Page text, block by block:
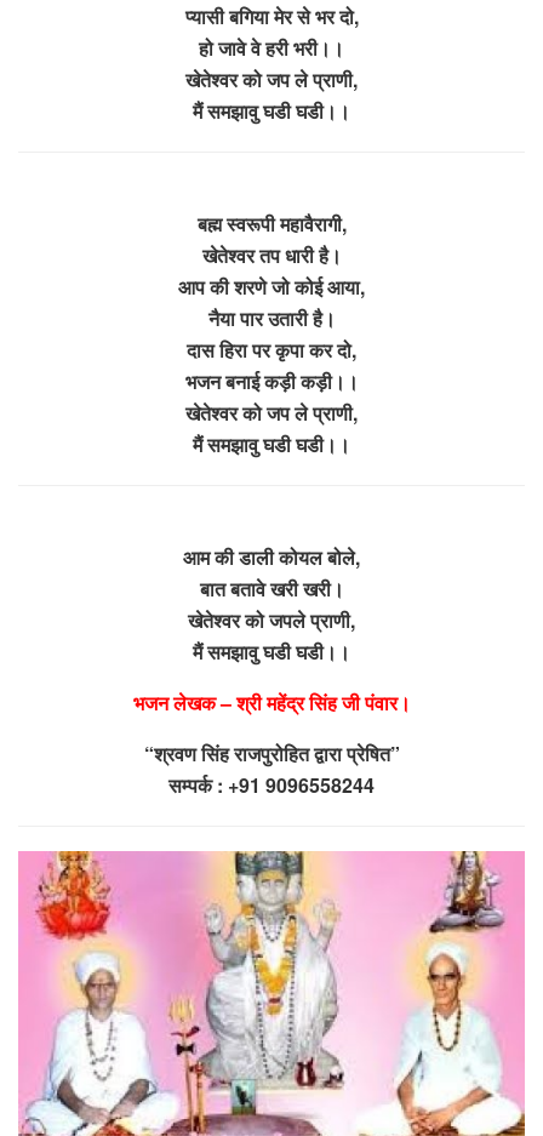
प्यासी बगिया मेर से भर दो,
हो जावे वे हरी भरी।।
खेतेश्वर को जप ले प्राणी,
मैं समझावु घडी घडी।।
बह्म स्वरूपी महावैरागी,
खेतेश्वर तप धारी है।
आप की शरणे जो कोई आया,
नैया पार उतारी है।
दास हिरा पर कृपा कर दो,
भजन बनाई कड़ी कड़ी।।
खेतेश्वर को जप ले प्राणी,
मैं समझावु घडी घडी।।
आम की डाली कोयल बोले,
बात बतावे खरी खरी।
खेतेश्वर को जपले प्राणी,
मैं समझावु घडी घडी।।
भजन लेखक – श्री महेंद्र सिंह जी पंवार।
“श्रवण सिंह राजपुरोहित द्वारा प्रेषित”
सम्पर्क : +91 9096558244